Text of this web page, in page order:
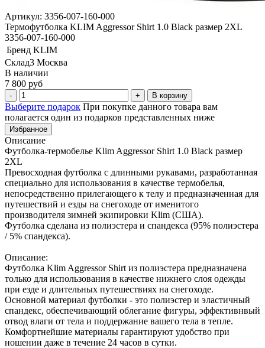
Артикул: 3356-007-160-000
Термофутболка KLIM Aggressor Shirt 1.0 Black размер 2XL
3356-007-160-000
Бренд KLIM
Склад3 Москва
В наличии
7 800 руб
В корзину
Выберите подарок При покупке данного товара вам
полагается один из подарков представленных ниже
Избранное
Описание
Футболка-термобелье Klim Aggressor Shirt 1.0 Black размер
2XL
Превосходная футболка с длинными рукавами, разработанная
специально для использования в качестве термобелья,
непосредственно прилегающего к телу и предназначенная для
путешествий и езды на снегоходе от именитого
производителя зимней экипировки Klim (США).
Футболка сделана из полиэстера и спандекса (95% полиэстера
/ 5% спандекса).
Описание:
Футболка Klim Aggressor Shirt из полиэстера предназначена
только для использования в качестве нижнего слоя одежды
при езде и длительных путешествиях на снегоходе.
Основной материал футболки - это полиэстер и эластичный
спандекс, обеспечивающий облегание фигуры, эффективнвый
отвод влаги от тела и поддержание вашего тела в тепле.
Комфортнейшие материалы гарантируют удобство при
ношении даже в течение 24 часов в сутки.